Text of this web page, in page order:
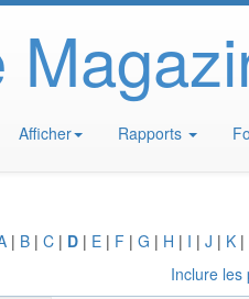
Afficher Rapports
| B | C | D | E | F | G | H | I | J | K |
Inclure les